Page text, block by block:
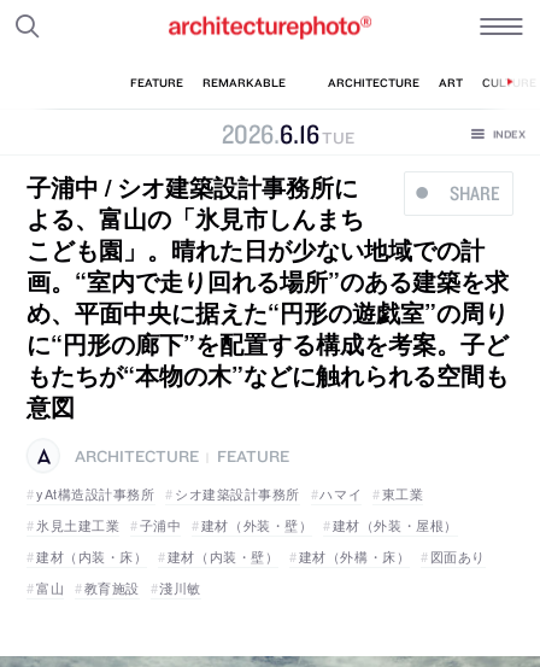
2026.6.16TUE
SHARE
子浦中 / シオ建築設計事務所に
よる、富山の「氷見市しんまち
こども園」。晴れた日が少ない地域での計
画。“室内で走り回れる場所”のある建築を求
め、平面中央に据えた“円形の遊戯室”の周り
に“円形の廊下”を配置する構成を考案。子ど
もたちが“本物の木”などに触れられる空間も
意図
ARCHITECTURE
FEATURE
yAt構造設計事務所
シオ建築設計事務所 ハマイ
東工業
氷見土建工業
子浦中 建材（外装・壁）
建材（外装・屋根）
建材（内装・床）
建材（内装・壁） 建材（外構・床）
図面あり
富山
教育施設 淺川敏